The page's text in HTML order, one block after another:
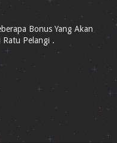
Bonus Yang Akan
Ratu Pelangi .